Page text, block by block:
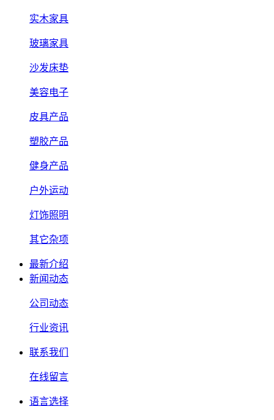
实木家具
玻璃家具
沙发床垫
美容电子
皮具产品
塑胶产品
健身产品
户外运动
灯饰照明
其它杂项
最新介绍
新闻动态
公司动态
行业资讯
联系我们
在线留言
语言选择